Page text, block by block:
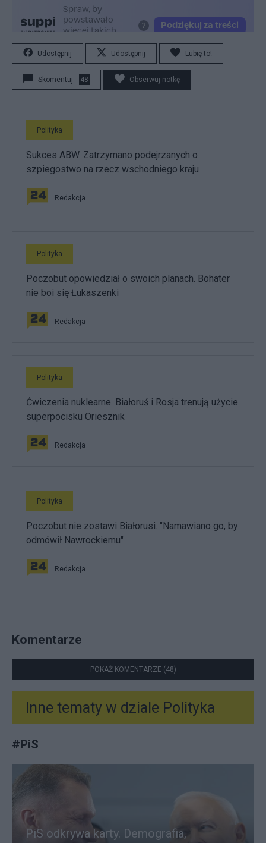
Udostępnij Udostępnij Lubię to!
Skomentuj 48 Obserwuj notkę
Polityka
Sukces ABW. Zatrzymano podejrzanych o
szpiegostwo na rzecz wschodniego kraju
Redakcja
Polityka
Poczobut opowiedział o swoich planach. Bohater
nie boi się Łukaszenki
Redakcja
Polityka
Ćwiczenia nuklearne. Białoruś i Rosja trenują użycie
superpocisku Oriesznik
Redakcja
Polityka
Poczobut nie zostawi Białorusi. "Namawiano go, by
odmówił Nawrockiemu"
Redakcja
Komentarze
POKAŻ KOMENTARZE (48)
Inne tematy w dziale Polityka
#PiS
PiS odkrywa karty. Demografia,